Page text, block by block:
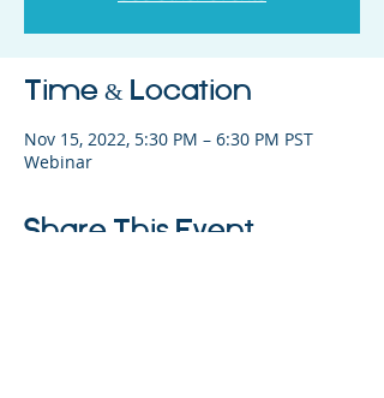
Time & Location
Nov 15, 2022, 5:30 PM – 6:30 PM PST
Webinar
Share This Event